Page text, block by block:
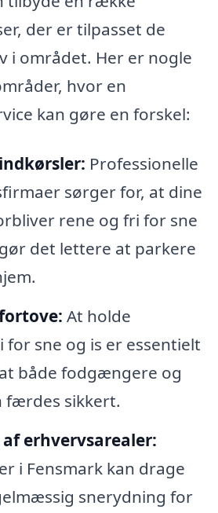
der er tilpasset de
i området. Her er nogle
hvor en
kan gøre en forskel:
Professionelle
sørger for, at dine
rene og fri for sne
det lettere at parkere
At holde
sne og is er essentielt
både fodgængere og
færdes sikkert.
erhvervsarealer:
i Fensmark kan drage
snerydning for